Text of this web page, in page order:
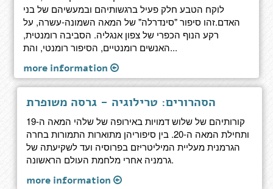
לוקח הטבע חלק פעיל ברגשותיהם ובמעשיהם של בני
האדם.זהו סיפור "סינדרלה" של המאה השמונה-עשרה, על
רקע הנוף הכפרי של צפון אנגליה. הסביבה רומנטית,
האנשים רומנטיים, הסיפור רומנטי, והת...
more information
הסהרורים: טרילוגיה - גרסה משופרת
קורותיהם של שלוש דמויות באירופה של שלהי המאה ה-19
ותחילת המאה ה-20. בין סיפוריהן מתוארות התמורות בחרה
הגרמנית מעליית המיליטריזם בפרוסיה ועד לשקיעתה של
גרמניה אחרי מלחמת העולם הראשונה.
more information